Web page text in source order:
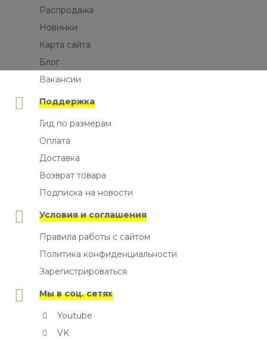
Распродажа
Новинки
Карта сайта
Блог
Вакансии
Поддержка
Гид по размерам
Оплата
Доставка
Возврат товара
Подписка на новости
Условия и соглашения
Правила работы с сайтом
Политика конфиденциальности
Зарегистрироваться
Мы в соц. сетях
Youtube
VK